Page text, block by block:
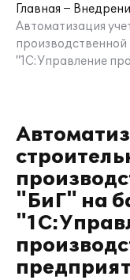
Главная
Автоматизация
производственной
"1С:Управление
"БиГ" на